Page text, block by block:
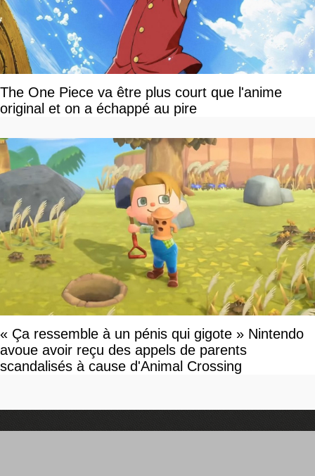
The One Piece va être plus court que l'anime
original et on a échappé au pire
« Ça ressemble à un pénis qui gigote » Nintendo
avoue avoir reçu des appels de parents
scandalisés à cause d'Animal Crossing